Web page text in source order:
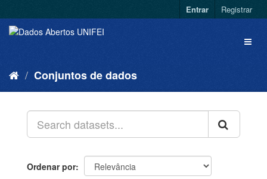
Entrar Registrar
Conjuntos de dados
Ordenar por